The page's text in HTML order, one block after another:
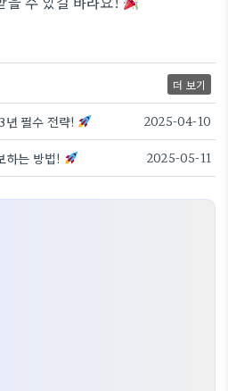
더 보기
필수 전략! 2025-04-10
하는 방법! 2025-05-11